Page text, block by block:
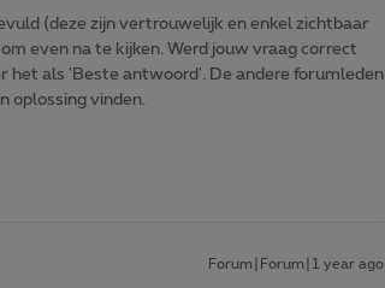
(deze zijn vertrouwelijk en enkel zichtbaar
even na te kijken. Werd jouw vraag correct
het als 'Beste antwoord'. De andere forumleden
oplossing vinden.
Forum|Forum|1 year ago